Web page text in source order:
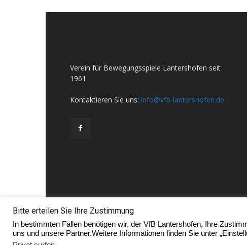
Verein für Bewegungsspiele Lantershofen seit
1961
Kontaktieren Sie uns: info@vfb-lantershofen.de
Bitte erteilen Sie Ihre Zustimmung
In bestimmten Fällen benötigen wir, der VfB Lantershofen, Ihre
uns und unsere Partner.Weitere Informationen finden Sie unter